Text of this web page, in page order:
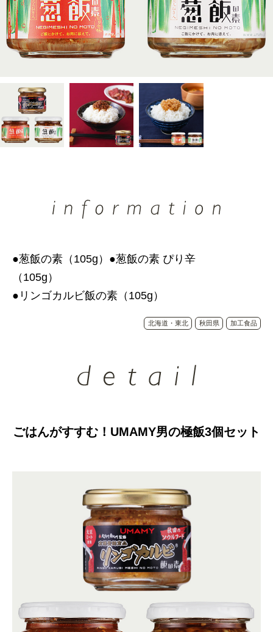
●葱飯の素（105g）●葱飯の素 ぴり辛
（105g
●リンゴカルビ飯の素（105g）
北海道・東北 秋田県 加工食品
ごはんがすすむ！UMAMY男の極飯3個セット